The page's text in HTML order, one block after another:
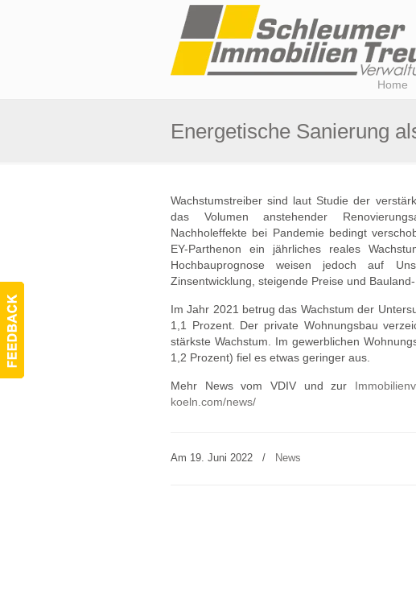
Home
Energetische Sanierung
Wachstumstreiber sind laut Studie der
das Volumen anstehender
Nachholeffekte bei Pandemie bedingt
EY-Parthenon ein jährliches reales
Hochbauprognose weisen jedoch auf
Zinsentwicklung, steigende Preise und
Im Jahr 2021 betrug das Wachstum der
1,1 Prozent. Der private Wohnungsbau
stärkste Wachstum. Im gewerblichen
1,2 Prozent) fiel es etwas geringer aus.
Mehr News vom VDIV und zur
koeln.com/news/
Am 19. Juni 2022 / News